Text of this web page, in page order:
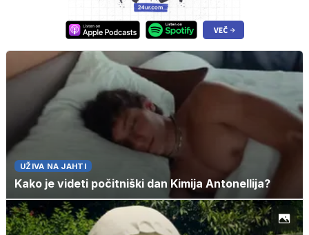
UŽIVA NA JAHTI
Kako je videti počitniški dan Kimija Antonellija?